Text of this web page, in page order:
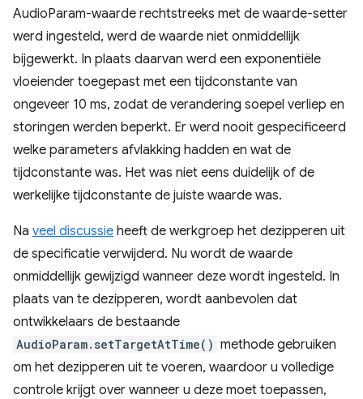
AudioParam-waarde rechtstreeks met de waarde-setter
werd ingesteld, werd de waarde niet onmiddellijk
bijgewerkt. In plaats daarvan werd een exponentiële
vloeiender toegepast met een tijdconstante van
ongeveer 10 ms, zodat de verandering soepel verliep en
storingen werden beperkt. Er werd nooit gespecificeerd
welke parameters afvlakking hadden en wat de
tijdconstante was. Het was niet eens duidelijk of de
werkelijke tijdconstante de juiste waarde was.
Na veel discussie heeft de werkgroep het dezipperen uit
de specificatie verwijderd. Nu wordt de waarde
onmiddellijk gewijzigd wanneer deze wordt ingesteld. In
plaats van te dezipperen, wordt aanbevolen dat
ontwikkelaars de bestaande
AudioParam.setTargetAtTime() methode gebruiken
om het dezipperen uit te voeren, waardoor u volledige
controle krijgt over wanneer u deze moet toepassen,